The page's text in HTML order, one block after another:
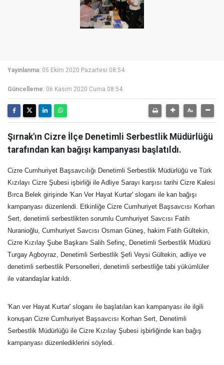
Yayınlanma: 05 Ekim 2020 Pazartesi 08:54
Güncelleme: 06 Kasım 2020 Cuma 08:54
Şırnak'ın Cizre İlçe Denetimli Serbestlik Müdürlüğü
tarafından kan bağışı kampanyası başlatıldı.
Cizre Cumhuriyet Başsavcılığı Denetimli Serbestlik Müdürlüğü ve Türk
Kızılayı Cizre Şubesi işbirliği ile Adliye Sarayı karşısı tarihi Cizre Kalesi
Bırca Belek girişinde 'Kan Ver Hayat Kurtar' sloganı ile kan bağışı
kampanyası düzenlendi. Etkinliğe Cizre Cumhuriyet Başsavcısı Korhan
Sert, denetimli serbestlikten sorumlu Cumhuriyet Savcısı Fatih
Nuranioğlu, Cumhuriyet Savcısı Osman Güneş, hakim Fatih Gültekin,
Cizre Kızılay Şube Başkanı Salih Sefinç, Denetimli Serbestlik Müdürü
Turgay Agboyraz, Denetimli Serbestlik Şefi Veysi Gültekin, adliye ve
denetimli serbestlik Personelleri, denetimli serbestliğe tabi yükümlüler
ile vatandaşlar katıldı.
'Kan ver Hayat Kurtar' sloganı ile başlatılan kan kampanyası ile ilgili
konuşan Cizre Cumhuriyet Başsavcısı Korhan Sert, Denetimli
Serbestlik Müdürlüğü ile Cizre Kızılay Şubesi işbirliğinde kan bağış
kampanyası düzenlediklerini söyledi.